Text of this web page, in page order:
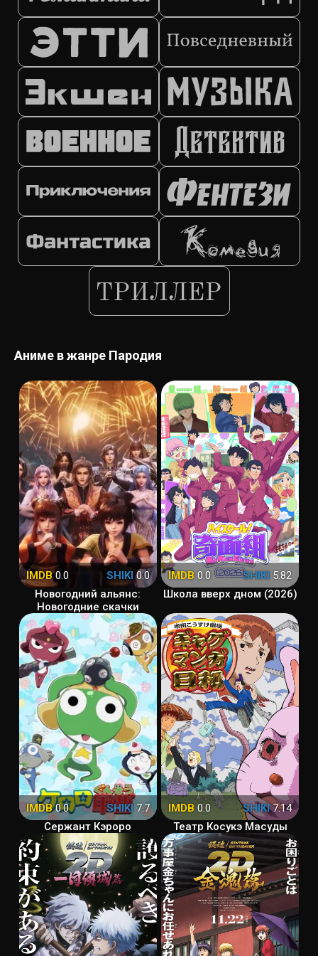
Аниме в жанре Пародия
IMDB0.0 SHIKI0.0
Новогодний альянс:
Новогодние скачки
IMDB 0.0 SHIKI 5.82
Школа вверх дном (2026)
IMDB0.0 SHIKI7.7
Сержант Кэроро
IMDB 0.0 SHIKI7.14
Театр Косукэ Масуды